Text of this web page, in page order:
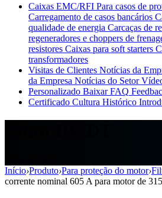
Caixas EMC/RFI Para casos de
Carregamento de casos bancários
qualidade de energia Carcaças de
regeneradores e choppers de
resistores Caixas para soft starters
transformadores
Visitas de Clientes Notícias da
da Empresa Notícias do Setor
Personalizado Baixar FAQ
Certificado Cultura Histórico
Início›Produto›Para proteção do motor›
corrente nominal 605 A para motor de